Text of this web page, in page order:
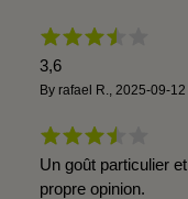
3,6
By rafael R. 2025-09-
Un goût particulier
propre opinion.